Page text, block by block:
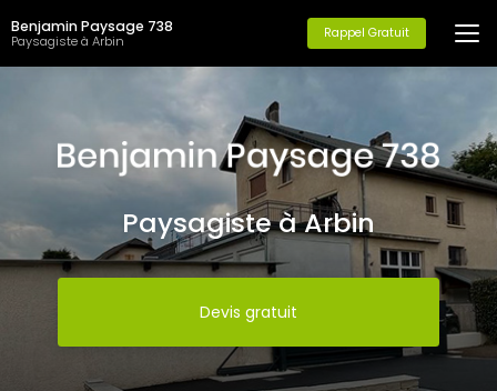
au
contenu
principal
Benjamin Paysage 738
Paysagiste à Arbin Rappel Gratuit
Paysagiste à Arbin
Devis gratuit